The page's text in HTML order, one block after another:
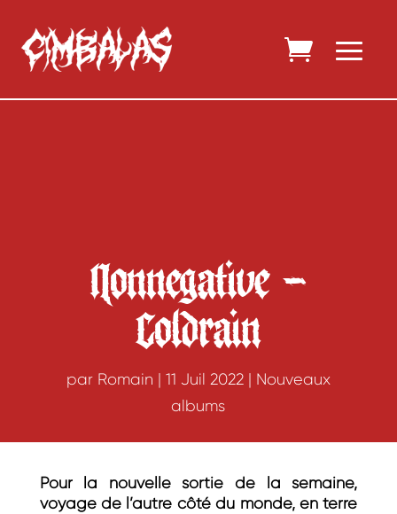
Nonnegative –
Coldrain
par Romain 11 Juil 2022| Nouveaux
albums
Pour la nouvelle sortie de la semaine,
voyage de l’autre côté du monde, en terre